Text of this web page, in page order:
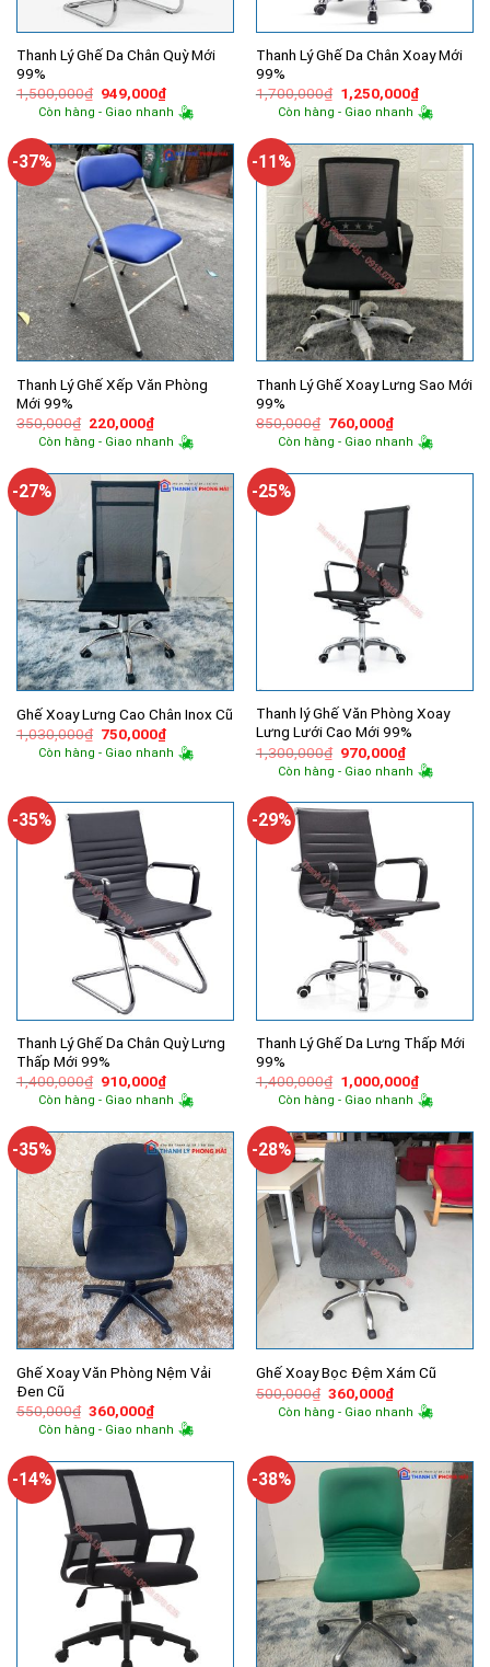
Thanh Lý Ghế Da Chân Quỳ Mới
99%
1,500,000₫ Giá
gốc
là:
949,000₫Giá
hiện
tại
949,000₫.
Còn hàng - Giao nhanh
Thanh Lý Ghế Da Chân Xoay Mới
99%
1,700,000₫ Giá
gốc
là:
1,250,000₫Giá
hiện
tại
Còn hàng - Giao nhanh
-37%
Thanh Lý Ghế Xếp Văn Phòng
Mới 99%
350,000₫ Giá
gốc
là:
220,000₫Giá
hiện
tại
220,000₫.
Còn hàng - Giao nhanh
-11%
Thanh Lý Ghế Xoay Lưng Sao Mới
99%
850,000₫ Giá
gốc
là:
760,000₫Giá
hiện
tại
760,000₫.
Còn hàng - Giao nhanh
-27%
Ghế Xoay Lưng Cao Chân Inox Cũ
1,030,000₫ Giá
gốc
là:
750,000₫Giá
hiện
tại
Còn hàng - Giao nhanh
-25%
Thanh lý Ghế Văn Phòng Xoay
Lưng Lưới Cao Mới 99%
1,300,000₫ Giá
gốc
là:
970,000₫Giá
hiện
tại
970,000₫.
Còn hàng - Giao nhanh
-35%
Thanh Lý Ghế Da Chân Quỳ Lưng
Thấp Mới 99%
1,400,000₫ Giá
gốc
là:
910,000₫Giá
hiện
tại
910,000₫.
Còn hàng - Giao nhanh
-29%
Thanh Lý Ghế Da Lưng Thấp Mới
99%
1,400,000₫ Giá
gốc
là:
1,000,000₫Giá
hiện
tại
Còn hàng - Giao nhanh
-35%
Ghế Xoay Văn Phòng Nệm Vải
Đen Cũ
550,000₫ Giá
gốc
là:
360,000₫Giá
hiện
tại
360,000₫.
Còn hàng - Giao nhanh
-28%
Ghế Xoay Bọc Đệm Xám Cũ
500,000₫ Giá
gốc
là:
360,000₫Giá
hiện
tại
Còn hàng - Giao nhanh
-14% -38%